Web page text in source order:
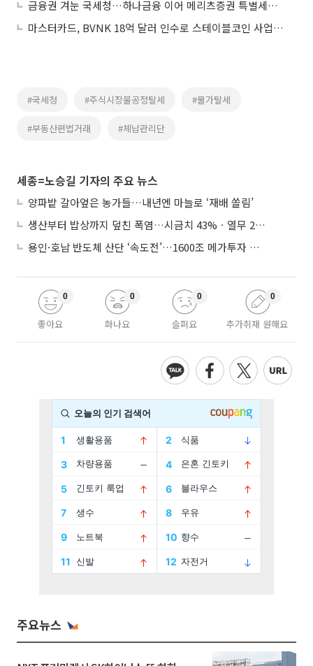
금융권 겨눈 국세청…하나금융 이어 메리츠증권 특별세무조사
마스터카드, BVNK 18억 달러 인수로 스테이블코인 사업 본격 확장
#국세청 #주식시장불공정탈세 #물가탈세
#부동산편법거래 #체납관리단
세종=노승길 기자의 주요 뉴스
양파밭 갈아엎은 농가들…내년엔 마늘로 ‘재배 쏠림’
생산부터 밥상까지 덮친 폭염…시금치 43%ㆍ열무 28% 급등
용인·호남 반도체 산단 ‘속도전’…1600조 메가투자 이행 총력
좋아요
0
화나요
0
슬퍼요
0
추가취재 원해요
0
주요뉴스